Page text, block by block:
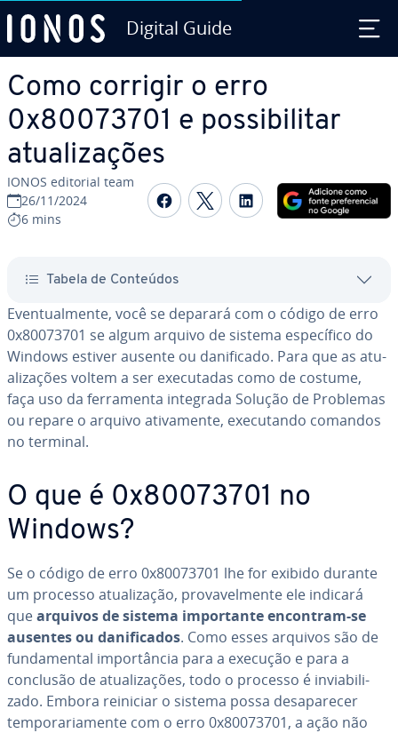
Digital Guide
Como corrigir o erro
0x80073701 e pos­si­bi­li­tar
atu­a­li­za­ções
IONOS editorial team
26/11/2024
6 mins
Com­par­ti­lhar no
Com­par­ti­lhar no
Com­par­ti­lhar
Tabela de Conteúdos
Even­tu­al­mente, você se deparará com o código de erro
0x80073701 se algum arquivo de sistema es­pe­cí­fico do
Windows estiver ausente ou da­ni­fi­cado. Para que as atu­
a­li­za­ções voltem a ser exe­cu­ta­das como de costume,
faça uso da fer­ra­menta integrada Solução de Problemas
ou repare o arquivo ati­va­mente, exe­cu­tando comandos
no terminal.
O que é 0x80073701 no
Windows?
Se o código de erro 0x80073701 lhe for exibido durante
um processo atu­a­li­za­ção, pro­va­vel­mente ele indicará
quearquivos de sistema im­por­tante encontram-se
ausentes ou da­ni­fi­ca­dos. Como esses arquivos são de
fun­da­men­tal im­por­tân­cia para a execução e para a
conclusão de atu­a­li­za­ções, todo o processo é in­vi­a­bi­li­
zado. Embora reiniciar o sistema possa de­sa­pa­re­cer
tem­po­ra­ri­a­mente com o erro 0x80073701, a ação não